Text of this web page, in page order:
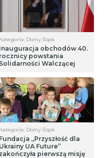
Kategoria: Dolny Śląsk
Inauguracja obchodów 40.
rocznicy powstania
Solidarności Walczącej
Kategoria: Dolny Śląsk
Fundacja „Przyszłość dla
Ukrainy UA Future”
zakończyła pierwszą misję